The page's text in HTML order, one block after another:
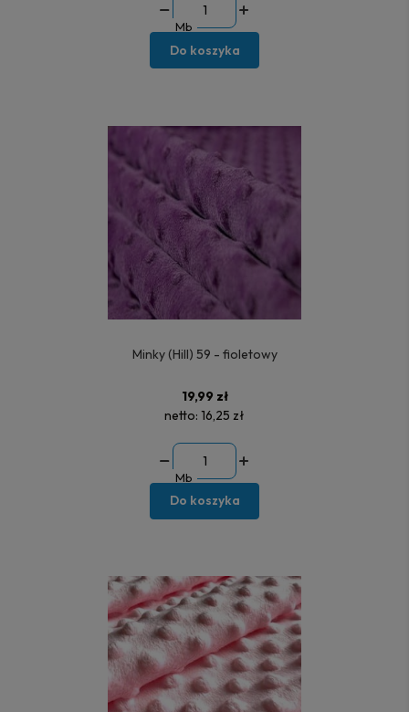
Mb
Do koszyka
Minky (Hill) 59 - fioletowy
19,99 zł
netto: 16,25 zł
Mb
Do koszyka